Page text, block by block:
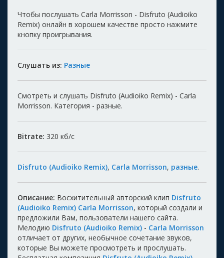
Чтобы послушать Carla Morrisson - Disfruto (Audioiko
Remix) онлайн в хорошем качестве просто нажмите
кнопку проигрывания.
Слушать из: Разные
Смотреть и слушать Disfruto (Audioiko Remix) - Carla
Morrisson. Категория - разные.
Bitrate: 320 кб/с
Disfruto (Audioiko Remix), Carla Morrisson, разные.
Описание: Восхитительный авторский клип Disfruto
(Audioiko Remix) Carla Morrisson, который создали и
предложили Вам, пользователи нашего сайта.
Мелодию Disfruto (Audioiko Remix) - Carla Morrisson
отличает от других, необычное сочетание звуков,
которые Вы можете просмотреть и прослушать.